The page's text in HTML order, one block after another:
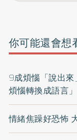
你可能還會想
9成煩惱「說出
煩惱轉換成語言」
情緒焦躁好恐怖